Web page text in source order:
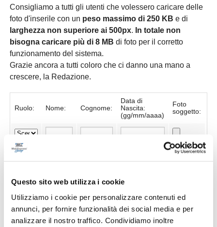
Questo sito web utilizza i cookie
Utilizziamo i cookie per personalizzare contenuti ed
annunci, per fornire funzionalità dei social media e per
analizzare il nostro traffico. Condividiamo inoltre
Consigliamo a tutti gli utenti che volessero caricare delle
foto d'inserile con un peso massimo di 250 KB e di
larghezza non superiore ai 500px. In totale non
bisogna caricare più di 8 MB di foto per il corretto
funzionamento del sistema.
Grazie ancora a tutti coloro che ci danno una mano a
crescere, la Redazione.
Ruolo: Nome: Cognome:
Data di
Nascita:
(gg/mm/aaaa)
Foto
soggetto: